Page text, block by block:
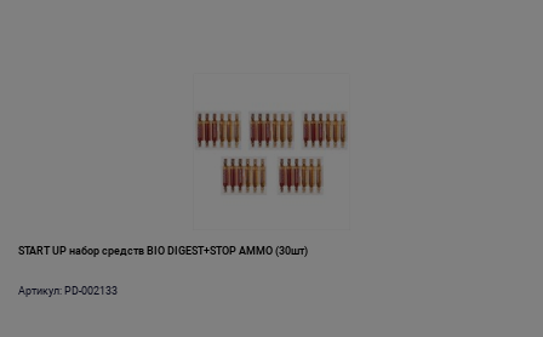
START UP набор средств BIO DIGEST+STOP AMMO (30шт)
Артикул: PD-002133